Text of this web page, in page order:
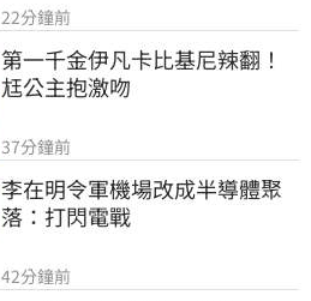
22分鐘前
第一千金伊凡卡比基尼辣翻！
尪公主抱激吻
37分鐘前
李在明令軍機場改成半導體聚
落：打閃電戰
42分鐘前